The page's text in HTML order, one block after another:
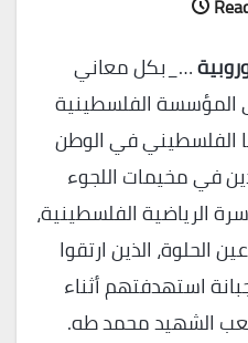
…_بكل معاني
المؤسسة الفلسطينية
الفلسطيني في الوطن
في مخيمات اللجوء
الرياضية الفلسطينية،
الحلوة، الذين ارتقوا
استهدفتهم أثناء
الشهيد محمد طه.